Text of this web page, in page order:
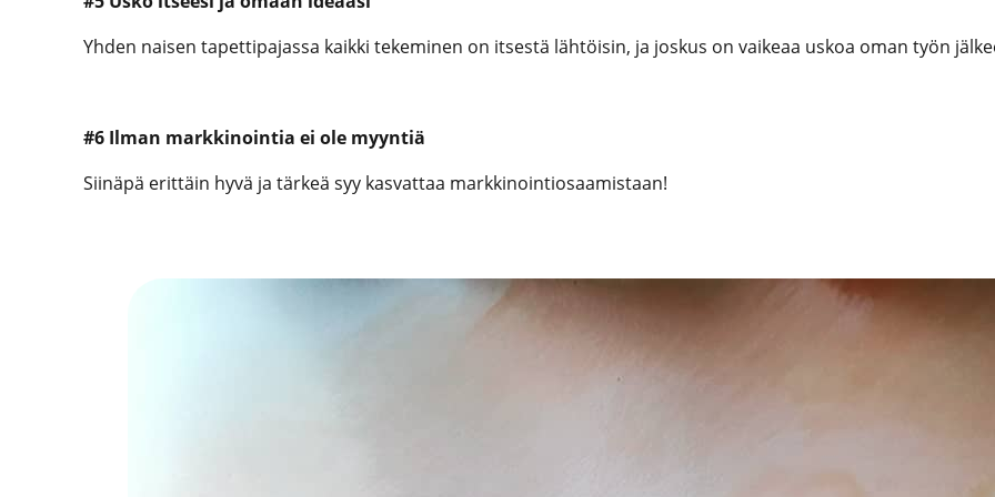
Yhden naisen tapettipajassa kaikki tekeminen on itsestä lähtöisin, ja joskus on vaikeaa uskoa oman työn
#6 Ilman markkinointia ei ole myyntiä
Siinäpä erittäin hyvä ja tärkeä syy kasvattaa markkinointiosaamistaan!